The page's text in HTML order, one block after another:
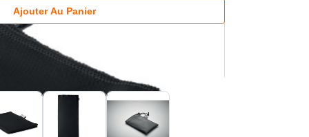
Ajouter Au Panier